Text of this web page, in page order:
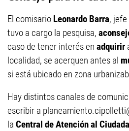
El comisario Leonardo Barra, jefe
tuvo a cargo la pesquisa,
caso de tener interés en adquirir
localidad, se acerquen antes al
si está ubicado en zona
Hay distintos canales de
escribir a
la Central de Atención al